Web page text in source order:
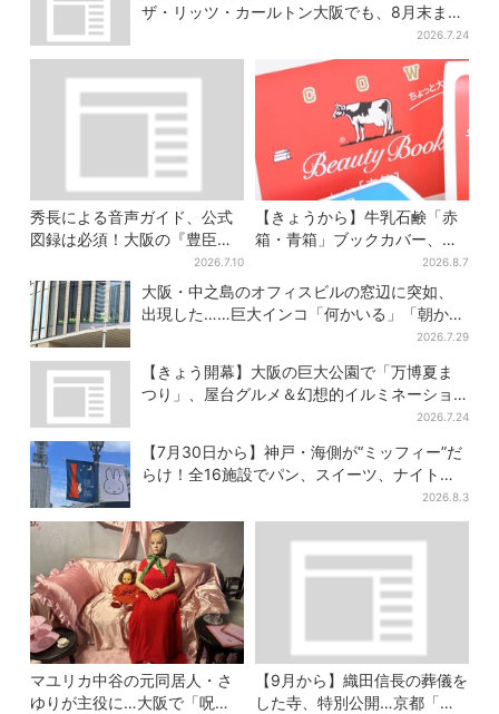
ザ・リッツ・カールトン大阪でも、8月末まで
2026.7.24
秀長による音声ガイド、公式
図録は必須！大阪の『豊臣兄
弟』展を、より楽しむ方法４
選
2026.7.10
【きょうから】牛乳石鹸「赤
箱・青箱」ブックカバー、大
阪で無料配布！ 先着1000名
に「牛のカード」も
2026.8.7
大阪・中之島のオフィスビルの窓辺に突如、
出現した……巨大インコ「何かいる」「朝から
2026.7.29
【きょう開幕】大阪の巨大公園で「万博夏ま
つり」、屋台グルメ＆幻想的イルミネーショ
2026.7.24
【7月30日から】神戸・海側が“ミッフィー”だ
らけ！全16施設でパン、スイーツ、ナイトマ
2026.8.3
マユリカ中谷の元同居人・さ
ゆりが主役に…大阪で「呪物
【9月から】織田信長の葬儀を
した寺、特別公開…京都「大